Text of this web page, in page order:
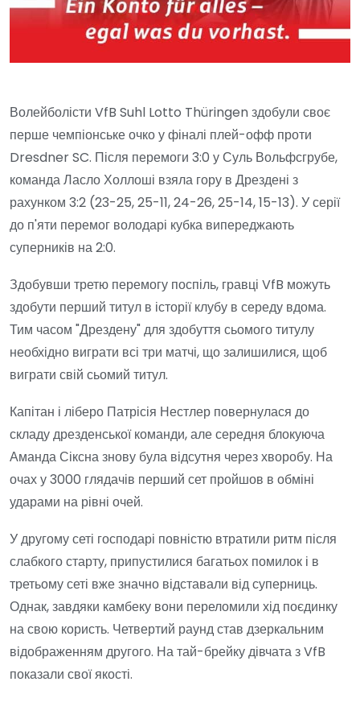
Волейболісти VfB Suhl Lotto Thüringen здобули своє
перше чемпіонське очко у фіналі плей-офф проти
Dresdner SC. Після перемоги 3:0 у Суль Вольфсгрубе,
команда Ласло Холлоші взяла гору в Дрездені з
рахунком 3:2 (23-25, 25-11, 24-26, 25-14, 15-13). У серії
до п'яти перемог володарі кубка випереджають
суперників на 2:0.
Здобувши третю перемогу поспіль, гравці VfB можуть
здобути перший титул в історії клубу в середу вдома.
Тим часом "Дрездену" для здобуття сьомого титулу
необхідно виграти всі три матчі, що залишилися, щоб
виграти свій сьомий титул.
Капітан і ліберо Патрісія Нестлер повернулася до
складу дрезденської команди, але середня блокуюча
Аманда Сіксна знову була відсутня через хворобу. На
очах у 3000 глядачів перший сет пройшов в обміні
ударами на рівні очей.
У другому сеті господарі повністю втратили ритм після
слабкого старту, припустилися багатьох помилок і в
третьому сеті вже значно відставали від суперниць.
Однак, завдяки камбеку вони переломили хід поєдинку
на свою користь. Четвертий раунд став дзеркальним
відображенням другого. На тай-брейку дівчата з VfB
показали свої якості.